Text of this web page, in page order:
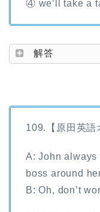
④ we’ll take a
解答
109.【原田英語
A: John always
boss around
B: Oh, don’t